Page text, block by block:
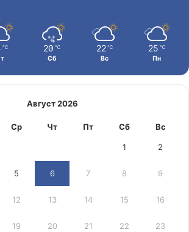
℃ 20 ℃
Сб
22 ℃
Вс
25 ℃
Пн
Август 2026
Ср Чт Пт Сб Вс
1 2
5 6 7 8 9
12 13 14 15 16
19 20 21 22 23